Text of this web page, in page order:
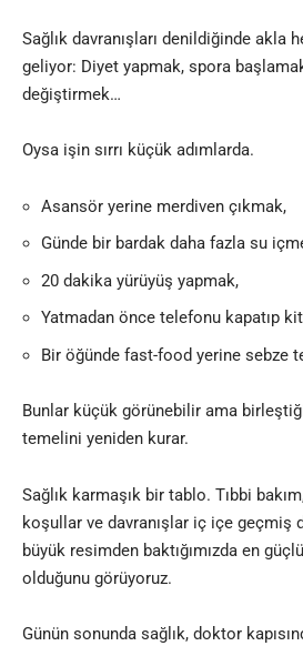
Sağlık davranışları denildiğinde akla
geliyor: Diyet yapmak, spora
değiştirmek…
Oysa işin sırrı küçük adımlarda.
Asansör yerine merdiven çıkmak,
Günde bir bardak daha fazla su
20 dakika yürüyüş yapmak,
Yatmadan önce telefonu kapatıp
Bir öğünde fast-food yerine sebze
Bunlar küçük görünebilir ama
temelini yeniden kurar.
Sağlık karmaşık bir tablo. Tıbbi
koşullar ve davranışlar iç içe geçmiş
büyük resimden baktığımızda en
olduğunu görüyoruz.
Günün sonunda sağlık, doktor